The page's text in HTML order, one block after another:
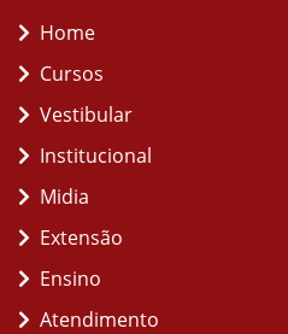
Home
Cursos
Vestibular
Institucional
Midia
Extensão
Ensino
Atendimento